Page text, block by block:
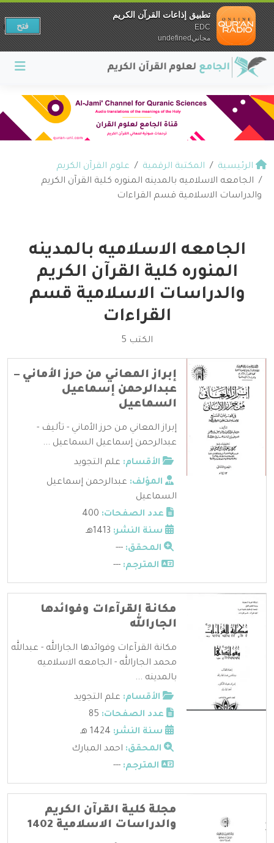
الرئيسية المكتبة الرقمية
علوم القرآن الكريم
الجامعه الاسلاميه بالمدينه المنوره كلية القرآن الكريم
والدراسات الاسلامية قسم القراءات
الجامعه الاسلاميه بالمدينه
المنوره كلية القرآن الكريم
والدراسات الاسلامية قسم
القراءات
الكتب 5
إبراز المعاني من حرز الأماني –
عبدالرحمن إسماعيل
السماعيل
إبراز المعاني من حرز الأماني - تأليف -
عبدالرحمن إسماعيل السماعيل ...
الأقسام: علم التجويد
المؤلف: عبدالرحمن إسماعيل
السماعيل
عدد الصفحات:
سنة النشر:
المحقق: ---
المترجم: ---
مكانة القرآءات وفوائدها
الجارالله
مكانة القرآءات وفوائدها الجارالله - عبدالله
محمد الجارالله - الجامعه الاسلاميه
بالمدينه ...
الأقسام: علم التجويد
عدد الصفحات:
سنة النشر:
المحقق: احمد المبارك
المترجم: ---
مجلة كلية القرآن الكريم
والدراسات الاسلامية 1402
تطبيق إذاعات القرآن الكريم
EDC
مجانيundefined
فتح